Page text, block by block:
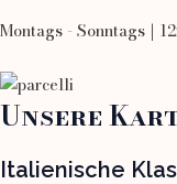
Montags - Sonntags |
Unsere
Italienische